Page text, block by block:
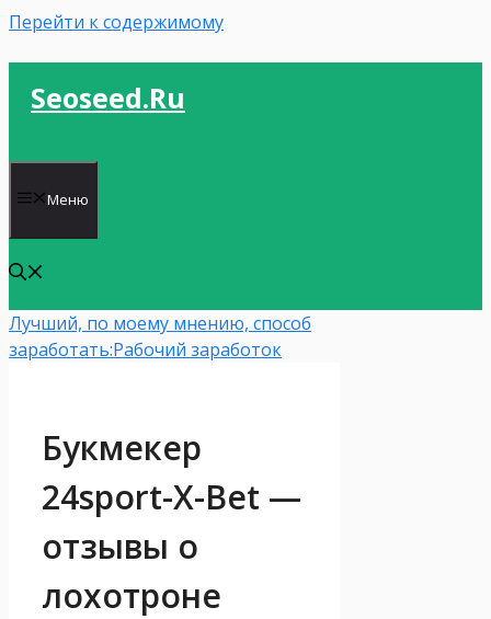
Перейти к содержимому
Seoseed.ru
Меню
Лучший, по моему мнению, способ
заработать:Рабочий заработок
Букмекер
24sport-X-Bet —
отзывы о
лохотроне